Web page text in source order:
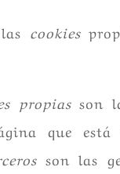
cookies
propias son
que está
son las